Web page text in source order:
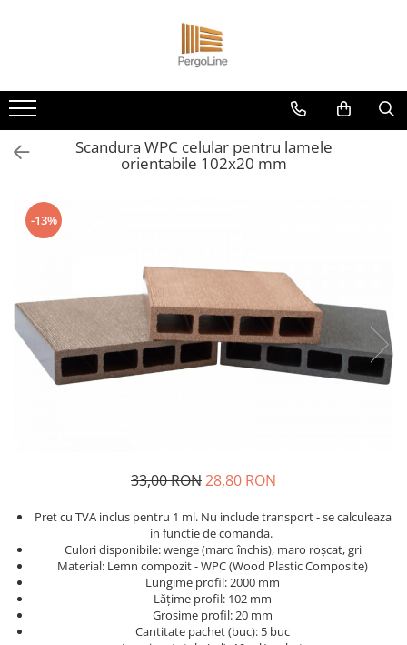
Kit PergoLino orizontal
PergoLino Vertical
Tratarea lemnului
DecoLine
Conectori metalici
Decoratiuni ''Tree of life"
Decoratiuni Florale
Grill & firepit
Numar casa
Panouri porti si garduri
Glisiere din aluminiu
Accesorii
Scandura WPC celular pentru lamele
orientabile 102x20 mm
-13%
33,00 RON28,80 RON
Pret cu TVA inclus pentru 1 ml. Nu include transport - se calculeaza
in functie de comanda.
Culori disponibile: wenge (maro închis), maro roșcat, gri
Material: Lemn compozit - WPC (Wood Plastic Composite)
Lungime profil: 2000 mm
Lățime profil: 102 mm
Grosime profil: 20 mm
Cantitate pachet (buc): 5 buc